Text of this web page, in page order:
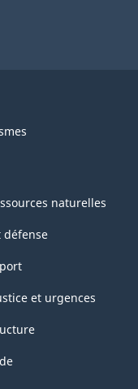
naturelles
défense
et urgences